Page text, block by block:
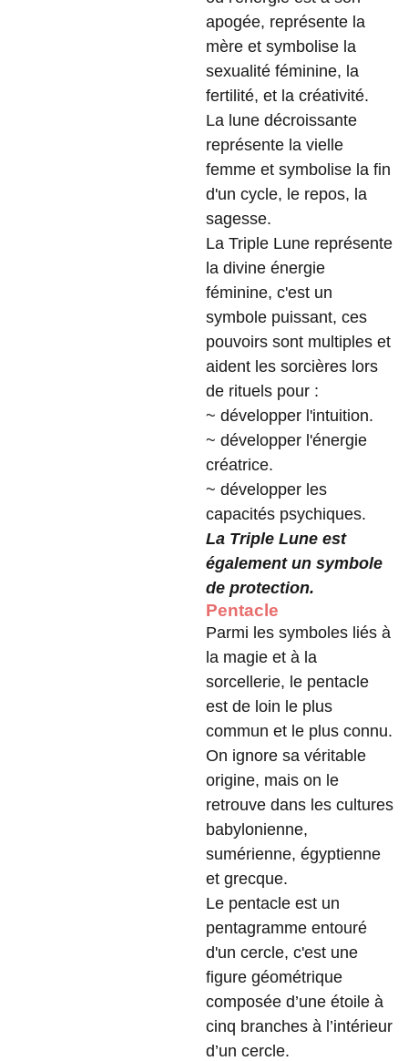
apogée, représente la
mère et symbolise la
sexualité féminine, la
fertilité, et la créativité.
La lune décroissante
représente la vielle
femme et symbolise la fin
d'un cycle, le repos, la
sagesse.
La Triple Lune représente
la divine énergie
féminine, c'est un
symbole puissant, ces
pouvoirs sont multiples et
aident les sorcières lors
de rituels pour :
~ développer l'intuition.
~ développer l'énergie
créatrice.
~ développer les
capacités psychiques.
La Triple Lune est
également un symbole
de protection.
Pentacle
Parmi les symboles liés à
la magie et à la
sorcellerie, le pentacle
est de loin le plus
commun et le plus connu.
On ignore sa véritable
origine, mais on le
retrouve dans les cultures
babylonienne,
sumérienne, égyptienne
et grecque.
Le pentacle est un
pentagramme entouré
d'un cercle, c'est une
figure géométrique
composée d’une étoile à
cinq branches à l’intérieur
d’un cercle.